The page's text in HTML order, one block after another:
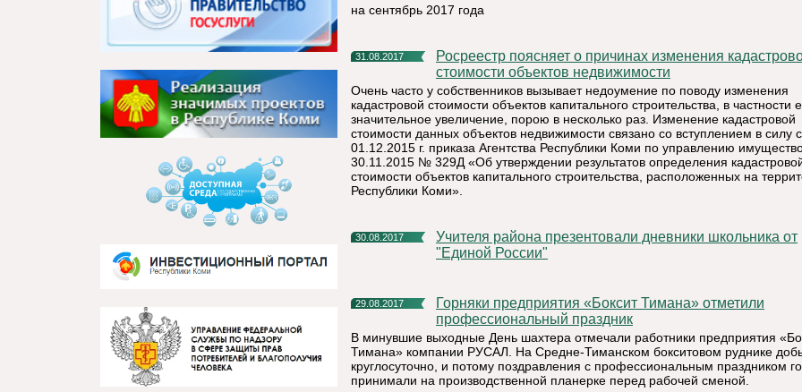
на сентябрь 2017 года
31.08.2017
Росреестр поясняет о причинах изменения кадастровой
стоимости объектов недвижимости
Очень часто у собственников вызывает недоумение по поводу изменения
кадастровой стоимости объектов капитального строительства, в частности
значительное увеличение, порою в несколько раз. Изменение кадастровой
стоимости данных объектов недвижимости связано со вступлением в силу с
01.12.2015 г. приказа Агентства Республики Коми по управлению
30.11.2015 № 329Д «Об утверждении результатов определения
стоимости объектов капитального строительства, расположенных на
Республики Коми».
30.08.2017
Учителя района презентовали дневники школьника от
"Единой России"
29.08.2017
Горняки предприятия «Боксит Тимана» отметили
профессиональный праздник
В минувшие выходные День шахтера отмечали работники предприятия
Тимана» компании РУСАЛ. На Средне-Тиманском бокситовом руднике
круглосуточно, и потому поздравления с профессиональным праздником
принимали на производственной планерке перед рабочей сменой.